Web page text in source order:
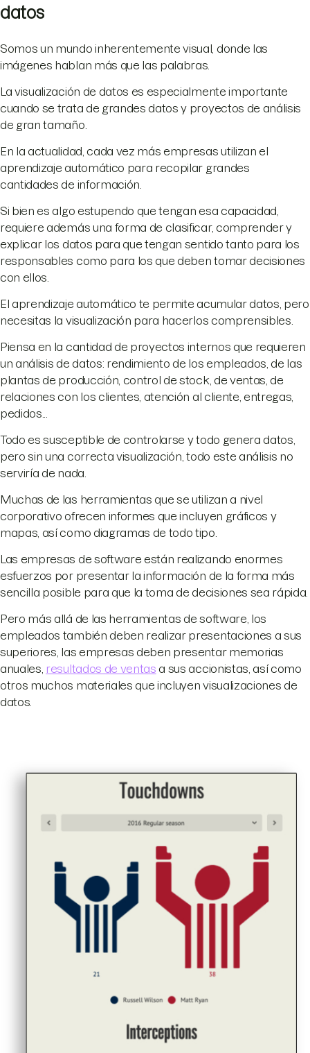
datos
Somos un mundo inherentemente visual, donde las
imágenes hablan más que las palabras.
La visualización de datos es especialmente importante
cuando se trata de grandes datos y proyectos de análisis
de gran tamaño.
En la actualidad, cada vez más empresas utilizan el
aprendizaje automático para recopilar grandes
cantidades de información.
Si bien es algo estupendo que tengan esa capacidad,
requiere además una forma de clasificar, comprender y
explicar los datos para que tengan sentido tanto para los
responsables como para los que deben tomar decisiones
con ellos.
El aprendizaje automático te permite acumular datos, pero
necesitas la visualización para hacerlos comprensibles.
Piensa en la cantidad de proyectos internos que requieren
un análisis de datos: rendimiento de los empleados, de las
plantas de producción, control de stock, de ventas, de
relaciones con los clientes, atención al cliente, entregas,
pedidos...
Todo es susceptible de controlarse y todo genera datos,
pero sin una correcta visualización, todo este análisis no
serviría de nada.
Muchas de las herramientas que se utilizan a nivel
corporativo ofrecen informes que incluyen gráficos y
mapas, así como diagramas de todo tipo.
Las empresas de software están realizando enormes
esfuerzos por presentar la información de la forma más
sencilla posible para que la toma de decisiones sea rápida.
Pero más allá de las herramientas de software, los
empleados también deben realizar presentaciones a sus
superiores, las empresas deben presentar memorias
anuales, resultados de ventas a sus accionistas, así como
otros muchos materiales que incluyen visualizaciones de
datos.